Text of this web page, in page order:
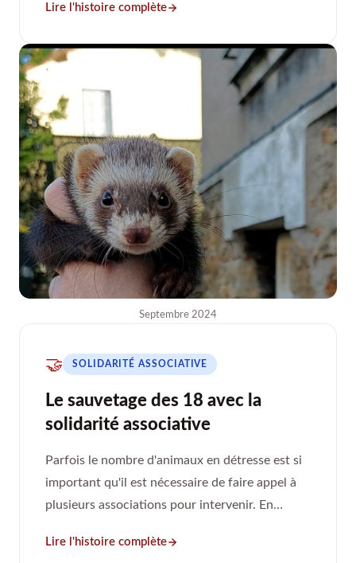
placement : dix vies sauvées au lieu de cinq.
Lire l'histoire complète
Septembre 2024
🤝 SOLIDARITÉ ASSOCIATIVE
Le sauvetage des 18 avec la
solidarité associative
Parfois le nombre d'animaux en détresse est si
important qu'il est nécessaire de faire appel à
plusieurs associations pour intervenir. En
mais bien 18 furets.
Lire l'histoire complète